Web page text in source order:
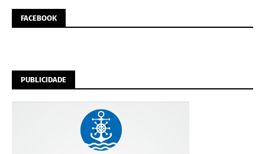
FACEBOOK
PUBLICIDADE